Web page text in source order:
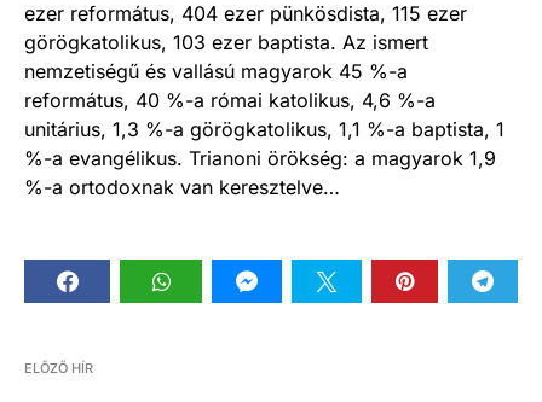
ezer református, 404 ezer pünkösdista, 115 ezer
görögkatolikus, 103 ezer baptista. Az ismert
nemzetiségű és vallású magyarok 45 %-a
református, 40 %-a római katolikus, 4,6 %-a
unitárius, 1,3 %-a görögkatolikus, 1,1 %-a baptista, 1
%-a evangélikus. Trianoni örökség: a magyarok 1,9
%-a ortodoxnak van keresztelve…
ELŐZŐ HÍR